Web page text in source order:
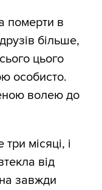
померти в
більше,
цього
особисто.
волею до
місяці, і
від
завжди